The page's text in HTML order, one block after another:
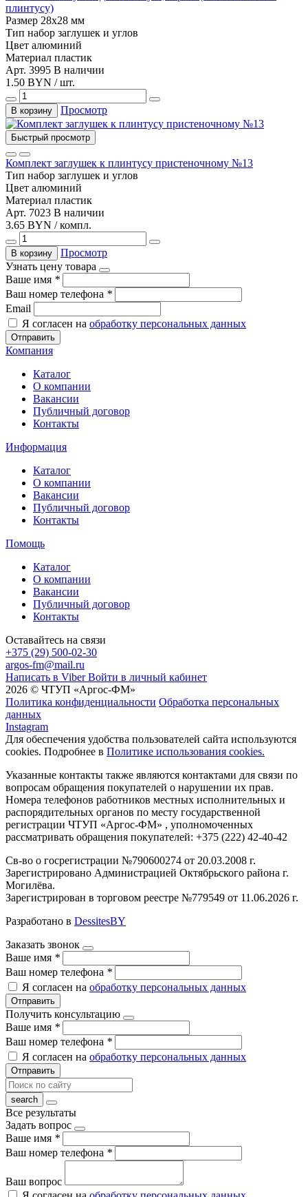
плинтусу)
Размер 28х28 мм
Тип набор заглушек и углов
Цвет алюминий
Материал пластик
Арт. 3995 В наличии
1.50 BYN / шт.
В корзину Просмотр
Быстрый просмотр
Комплект заглушек к плинтусу пристеночному №13
Тип набор заглушек и углов
Цвет алюминий
Материал пластик
Арт. 7023 В наличии
3.65 BYN / компл.
В корзину
Просмотр
Узнать цену товара
Ваше имя *
Ваш номер телефона *
Email
Я согласен на обработку персональных данных
Отправить
Компания
Каталог
О компании
Вакансии
Публичный договор
Контакты
Информация
Каталог
О компании
Вакансии
Публичный договор
Контакты
Помощь
Каталог
О компании
Вакансии
Публичный договор
Контакты
Оставайтесь на связи
+375 (29) 500-02-30
argos-fm@mail.ru
Написать в Viber Войти в личный кабинет
2026 © ЧТУП «Аргос-ФМ»
Политика конфиденциальности Обработка персональных
данных
Instagram
Для обеспечения удобства пользователей сайта используются
cookies. Подробнее в Политике использования cookies.
Указанные контакты также являются контактами для связи по
вопросам обращения покупателей о нарушении их прав.
Номера телефонов работников местных исполнительных и
распорядительных органов по месту государственной
регистрации ЧТУП «Аргос-ФМ» , уполномоченных
рассматривать обращения покупателей: +375 (222) 42-40-42
Св-во о госрегистрации №790600274 от 20.03.2008 г.
Зарегистрировано Администрацией Октябрьского района г.
Могилёва.
Зарегистрирован в торговом реестре №779549 от 11.06.2026 г.
Разработано в DessitesBY
Заказать звонок
Ваше имя *
Ваш номер телефона *
Я согласен на обработку персональных данных
Отправить
Получить консультацию
Ваше имя *
Ваш номер телефона *
Я согласен на обработку персональных данных
Отправить
Все результаты
Задать вопрос
Ваше имя *
Ваш номер телефона *
Ваш вопрос